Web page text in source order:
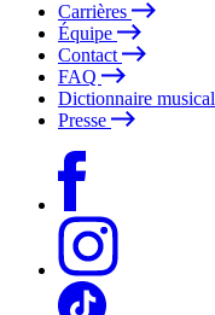
Carrières
Équipe
Contact
FAQ
Dictionnaire musical
Presse